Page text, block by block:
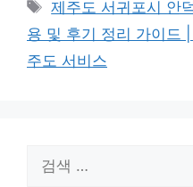
고
리
그
제주도 서귀포시 안
용 및 후기 정리 가이드
주도 서비스
색: